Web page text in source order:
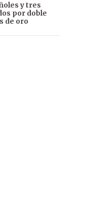
y tres
por doble
de oro